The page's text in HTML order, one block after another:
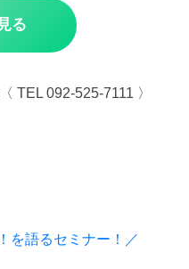
る
TEL 092-525-7111 〉
を語るセミナー！／